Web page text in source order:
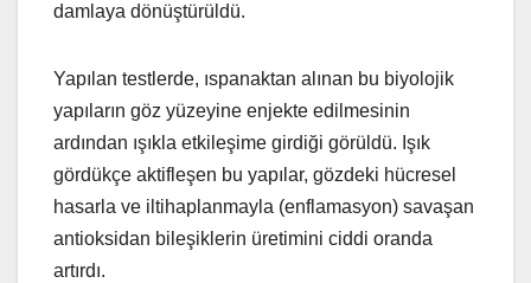
damlaya dönüştürüldü.
Yapılan testlerde, ıspanaktan alınan bu biyolojik
yapıların göz yüzeyine enjekte edilmesinin
ardından ışıkla etkileşime girdiği görüldü. Işık
gördükçe aktifleşen bu yapılar, gözdeki hücresel
hasarla ve iltihaplanmayla (enflamasyon) savaşan
antioksidan bileşiklerin üretimini ciddi oranda
artırdı.